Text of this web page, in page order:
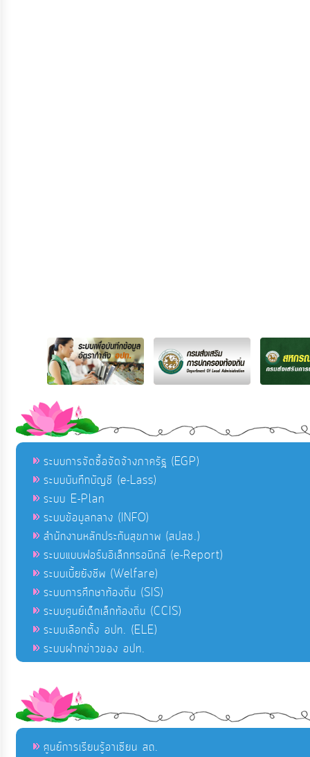
ระบบการจัดซื้อจัดจ้างภาครัฐ (EGP)
ระบบบันทึกบัญชี (e-Lass)
ระบบ E-Plan
ระบบข้อมูลกลาง (INFO)
สำนักงานหลักประกันสุขภาพ (สปสช.)
ระบบแบบฟอร์มอิเล็กทรอนิกส์ (e-Report)
ระบบเบี้ยยังชีพ (Welfare)
ระบบการศึกษาท้องถิ่น (SIS)
ระบบศูนย์เด็กเล็กท้องถิ่น (CCIS)
ระบบเลือกตั้ง อปท. (ELE)
ระบบฝากข่าวของ อปท.
ศูนย์การเรียนรู้อาเซียน สถ.